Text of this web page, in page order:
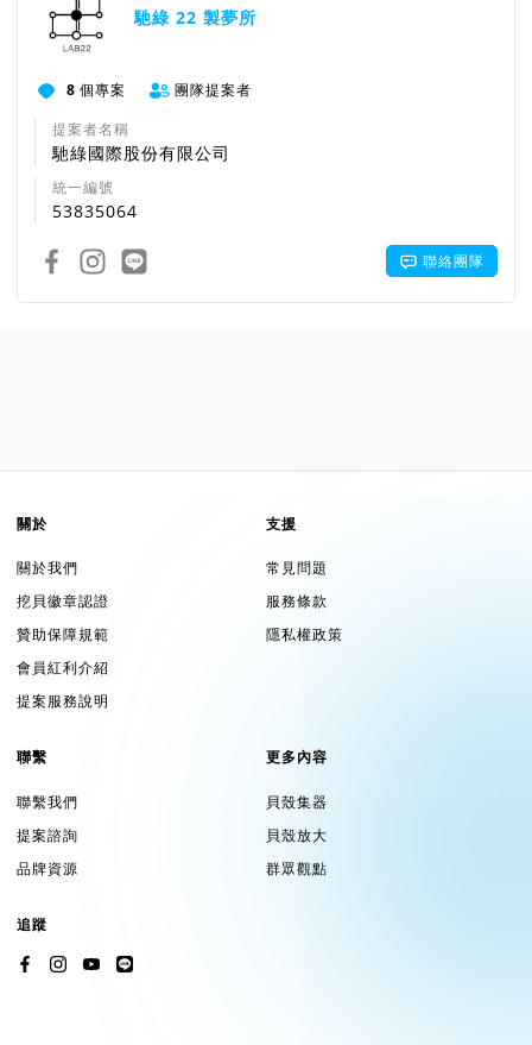
馳綠 22 製夢所
8 個專案
團隊提案者
提案者名稱
馳綠國際股份有限公司
統一編號
53835064
聯絡團隊
關於
關於我們
挖貝徽章認證
贊助保障規範
會員紅利介紹
提案服務說明
支援
常見問題
服務條款
隱私權政策
聯繫
聯繫我們
提案諮詢
品牌資源
更多內容
貝殼集器
貝殼放大
群眾觀點
追蹤